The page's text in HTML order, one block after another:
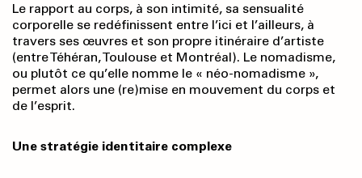
Le rapport au corps, à son intimité, sa sensualité
corporelle se redéfinissent entre l’ici et l’ailleurs, à
travers ses œuvres et son propre itinéraire d’artiste
(entre Téhéran, Toulouse et Montréal). Le nomadisme,
ou plutôt ce qu’elle nomme le « néo-nomadisme »,
permet alors une (re)mise en mouvement du corps et
de l’esprit.
Une stratégie identitaire complexe